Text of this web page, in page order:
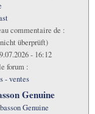
commentaire de :
überprüft)
- 16:12
forum :
- ventes
Genuine
Genuine